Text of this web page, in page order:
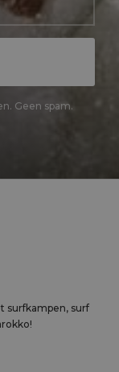
Geen spam.
surfkampen, surf